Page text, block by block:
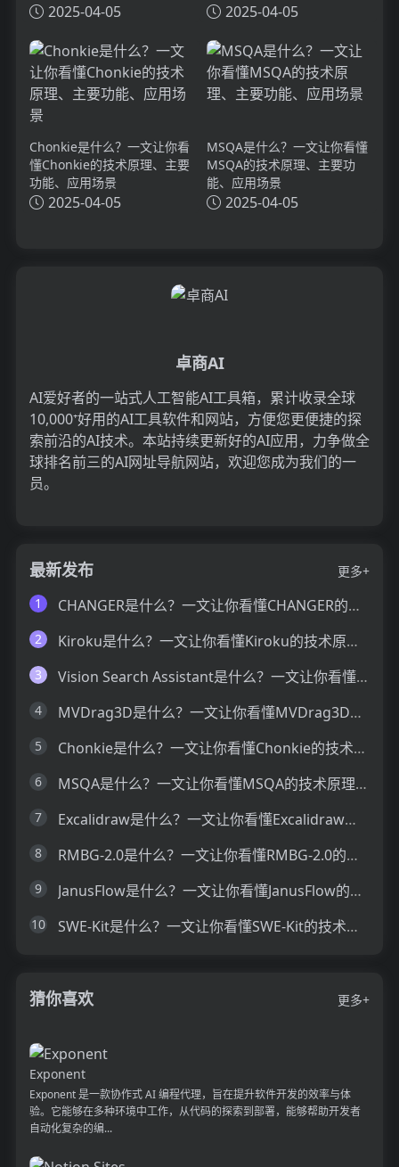
理、主要功能、应用场景
2025-04-05 2025-04-05
Chonkie是什么？一文让你看
懂Chonkie的技术原理、主要
功能、应用场景
2025-04-05
MSQA是什么？一文让你看懂
MSQA的技术原理、主要功
能、应用场景
2025-04-05
卓商AI
AI爱好者的一站式人工智能AI工具箱，累计收录全球
10,000⁺好用的AI工具软件和网站，方便您更便捷的探
索前沿的AI技术。本站持续更新好的AI应用，力争做全
球排名前三的AI网址导航网站，欢迎您成为我们的一
员。
最新发布
更多+
1
CHANGER是什么？一文让你看懂CHANGER的技术原理、主要功能、应用场景
2 Kiroku是什么？一文让你看懂Kiroku的技术原理、主要功能、应用场景
3 Vision Search Assistant是什么？一文让你看懂Vision Search Assistant的技术原理、主要功能、应用场景
4 MVDrag3D是什么？一文让你看懂MVDrag3D的技术原理、主要功能、应用场景
5 Chonkie是什么？一文让你看懂Chonkie的技术原理、主要功能、应用场景
6 MSQA是什么？一文让你看懂MSQA的技术原理、主要功能、应用场景
7 Excalidraw是什么？一文让你看懂Excalidraw的技术原理、主要功能、应用场景
8 RMBG-2.0是什么？一文让你看懂RMBG-2.0的技术原理、主要功能、应用场景
9 JanusFlow是什么？一文让你看懂JanusFlow的技术原理、主要功能、应用场景
10 SWE-Kit是什么？一文让你看懂SWE-Kit的技术原理、主要功能、应用场景
猜你喜欢 更多+
Exponent
Exponent 是一款协作式 AI 编程代理，旨在提升软件开发的效率与体
验。它能够在多种环境中工作，从代码的探索到部署，能够帮助开发者
自动化复杂的编...